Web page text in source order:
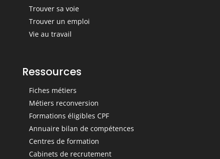
Trouver sa voie
Trouver un emploi
Vie au travail
Ressources
Fiches métiers
Métiers reconversion
Formations éligibles CPF
Annuaire bilan de compétences
Centres de formation
Cabinets de recrutement